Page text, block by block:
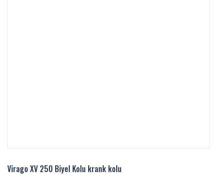
Virago XV 250 Biyel Kolu krank kolu